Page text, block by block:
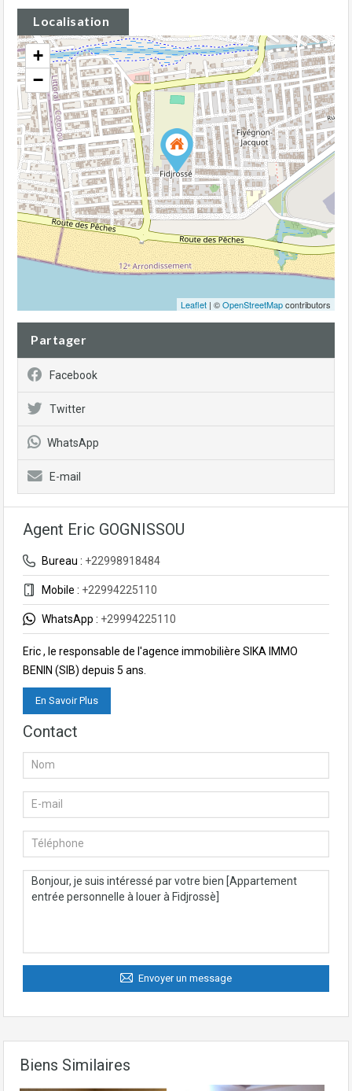
Localisation
+
−
Leaflet | ©OpenStreetMapcontributors
Partager
Facebook
Twitter
WhatsApp
E-mail
Agent Eric GOGNISSOU
Bureau : +22998918484
Mobile : +22994225110
WhatsApp : +29994225110
Eric , le responsable de l'agence immobilière SIKA IMMO
BENIN (SIB) depuis 5 ans.
En Savoir Plus
Contact
Envoyer un message
Biens Similaires